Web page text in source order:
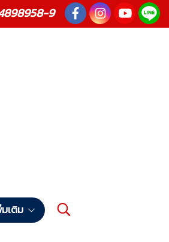
9
มเติม